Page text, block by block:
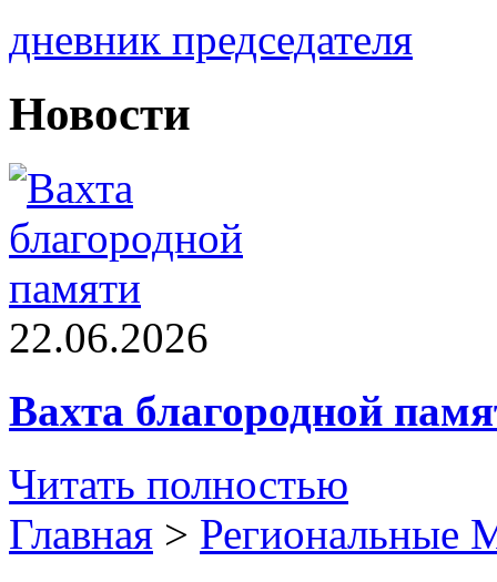
дневник председателя
Новости
22.06.2026
Вахта благородной
Читать полностью
Главная > Региональные